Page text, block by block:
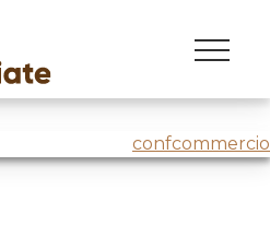
confcommercio